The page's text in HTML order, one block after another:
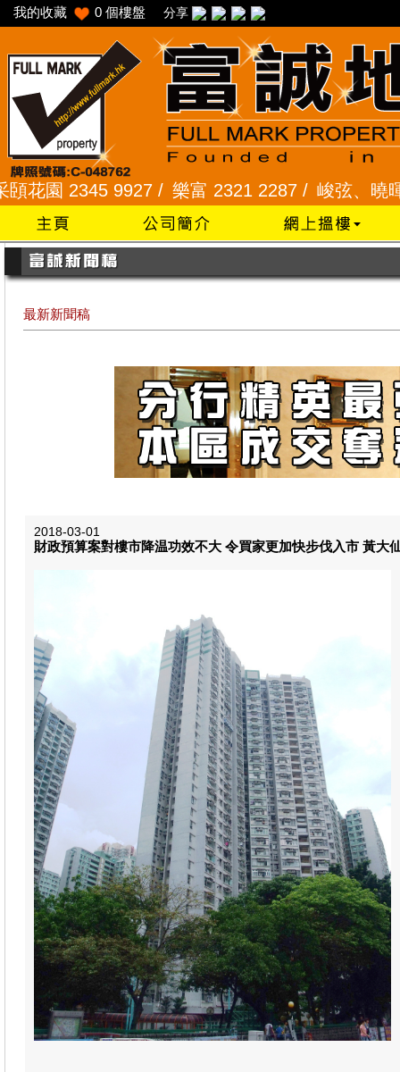
我的收藏 0 個樓盤 分享
9927 /樂富 2321 2287 /峻弦、曉暉花園
最新新聞稿
2018-03-01
財政預算案對樓市降温功效不大 令買家更加快步伐入市 黃大